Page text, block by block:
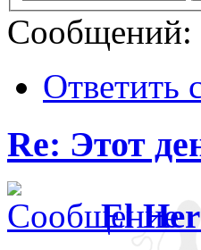
Сообщений:
Ответить
Re: Этот
El